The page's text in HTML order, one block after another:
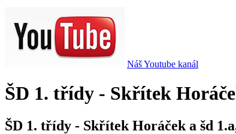
Náš Youtube kanál
ŠD 1. třídy - Skřítek
ŠD 1. třídy - Skřítek Horáček a šd